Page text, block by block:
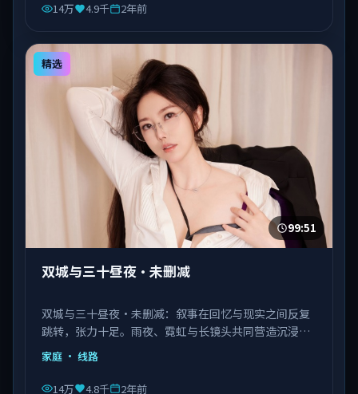
14万 4.9千 2年前
精选
99:51
双城与三十昼夜·未删减
双城与三十昼夜·未删减：叙事在回忆与现实之间反复
跳转，张力十足。雨夜、霓虹与长镜头共同营造沉浸氛
围。由陈凯歌执导，佟丽娅、马丽、瑛太等主演，韩国
出品，类型为家庭。
家庭 · 线路
14万 4.8千 2年前